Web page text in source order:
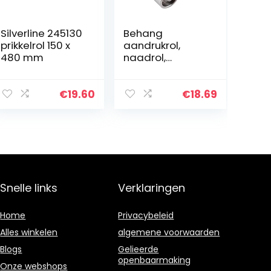
Silverline 245130
prikkelrol 150 x
480 mm
€19.60
Behang
aandrukrol,
naadrol,
drukrol behang
€18.69
Snelle links
Home
Alles winkelen
Blogs
Onze webshops
Verklaringen
Privacybeleid
algemene voorwaarden
Gelieerde
openbaarmaking